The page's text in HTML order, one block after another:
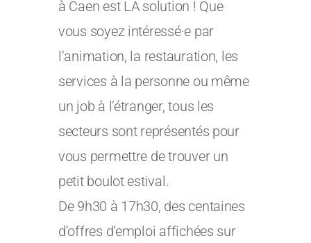
à Caen est LA solution ! Que
vous soyez intéressé·e par
l’animation, la restauration, les
services à la personne ou même
un job à l’étranger, tous les
secteurs sont représentés pour
vous permettre de trouver un
petit boulot estival.
De 9h30 à 17h30, des centaines
d’offres d’emploi affichées sur